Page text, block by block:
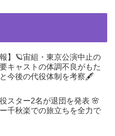
報】🪐宙組・東京公演中止の
キャストの体調不良がもた
今後の代役体制を考察🖋️
スター2名が退団を発表 🌸
千秋楽での旅立ちを全力で